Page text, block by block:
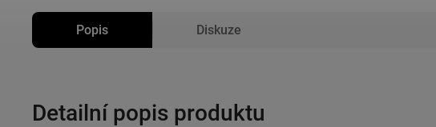
Popis Diskuze
Detailní popis produktu